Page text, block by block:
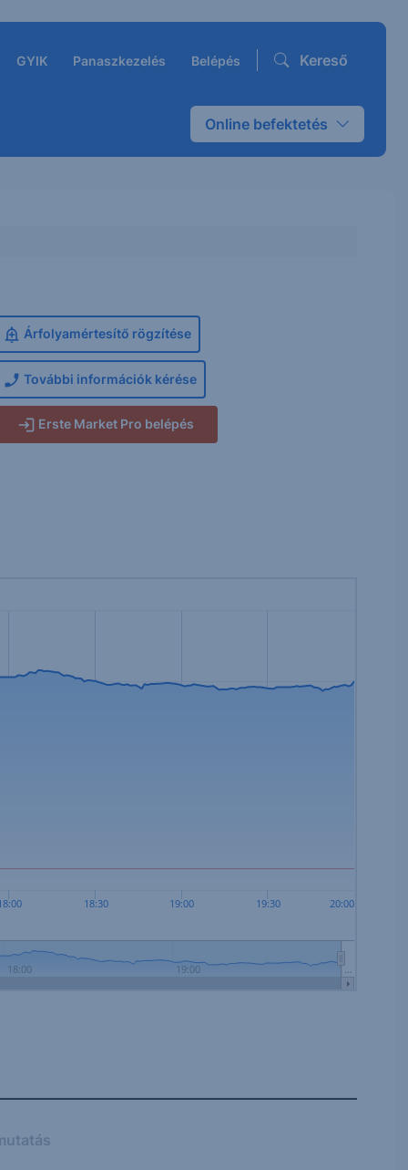
GYIK Panaszkezelés Belépés Kereső
Online befektetés
Árfolyamértesítő rögzítése
További információk kérése
Erste Market Pro belépés
18:30 19:00 19:30 20:00
18:00 19:00 …